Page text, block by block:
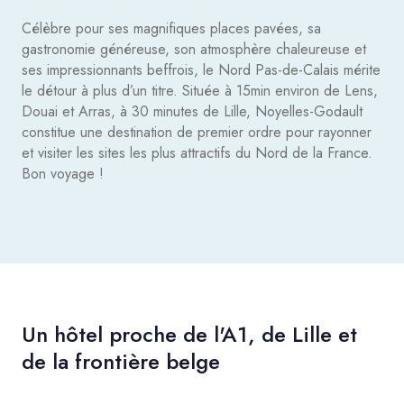
Célèbre pour ses magnifiques places pavées, sa
gastronomie généreuse, son atmosphère chaleureuse et
ses impressionnants beffrois, le Nord Pas-de-Calais mérite
le détour à plus d’un titre. Située à 15min environ de Lens,
Douai et Arras, à 30 minutes de Lille, Noyelles-Godault
constitue une destination de premier ordre pour rayonner
et visiter les sites les plus attractifs du Nord de la France.
Bon voyage !
Un hôtel proche de l'A1, de Lille et
de la frontière belge